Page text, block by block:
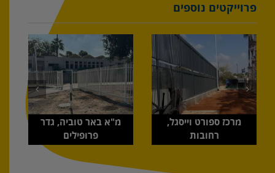
פרוייקטים נוספים
מ"א באר טוביה, גדר
פרופילים
מרכז ספורט וייסגל,
רחובות